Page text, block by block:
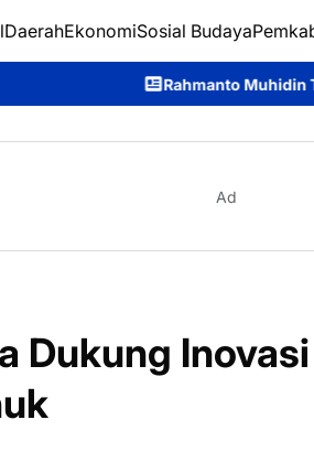
DaerahEkonomiSosial Budaya
Muhidin Tegaskan Keterbukaan
Ad
Dukung Inovasi